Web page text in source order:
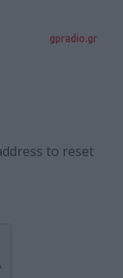
gpradio.gr
to reset